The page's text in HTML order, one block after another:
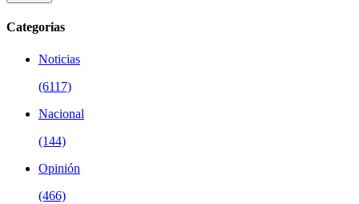
Categorias
Noticias
(6117)
Nacional
(144)
Opinión
(466)